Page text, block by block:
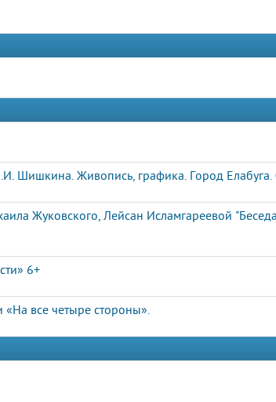
Шишкина. Живопись, графика. Город Елабуга.
Жуковского, Лейсан Исламгареевой
6+
все четыре стороны».